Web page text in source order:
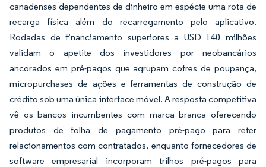
canadenses dependentes de dinheiro em espécie uma rota de
recarga física além do recarregamento pelo aplicativo.
Rodadas de financiamento superiores a USD 140 milhões
validam o apetite dos investidores por neobancários
ancorados em pré-pagos que agrupam cofres de poupança,
micropurchases de ações e ferramentas de construção de
crédito sob uma única interface móvel. A resposta competitiva
vê os bancos incumbentes com marca branca oferecendo
produtos de folha de pagamento pré-pago para reter
relacionamentos com contratados, enquanto fornecedores de
software empresarial incorporam trilhos pré-pagos para